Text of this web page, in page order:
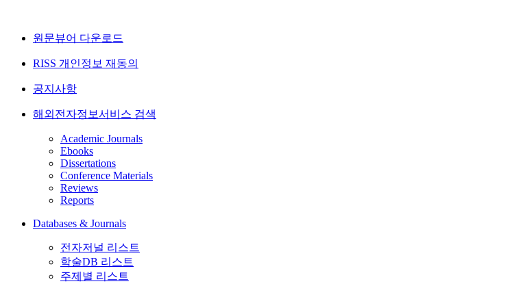
원문뷰어 다운로드
RISS 개인정보 재동의
공지사항
해외전자정보서비스 검색
Academic Journals
Ebooks
Dissertations
Conference Materials
Reviews
Reports
Databases & Journals
전자저널 리스트
학술DB 리스트
주제별 리스트